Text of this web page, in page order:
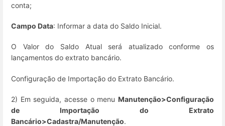
conta;
Campo Data: Informar a data do Saldo Inicial.
O Valor do Saldo Atual será atualizado conforme os
lançamentos do extrato bancário.
Configuração de Importação do Extrato Bancário.
2) Em seguida, acesse o menu Manutenção>Configuração
de Importação do Extrato
Bancário>Cadastra/Manutenção.